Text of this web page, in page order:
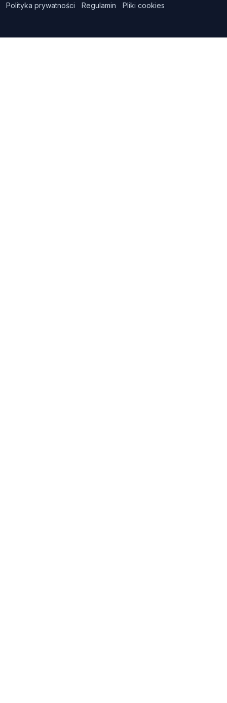
Polityka prywatności Regulamin Pliki cookies